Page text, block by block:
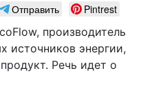
Отправить
Pintrest
производитель
источников энергии,
Речь идет о